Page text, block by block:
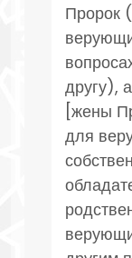
Пророк
другу),
[жены
для